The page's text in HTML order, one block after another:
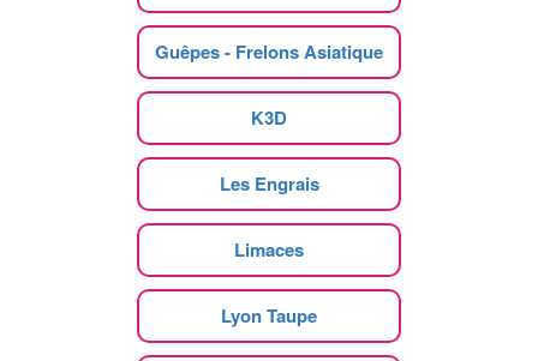
Guêpes - Frelons Asiatique
K3D
Les Engrais
Limaces
Lyon Taupe